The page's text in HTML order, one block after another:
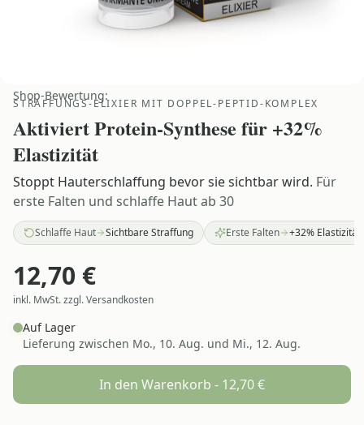
Shop-Bewertung:
STRAFFUNGS-ELIXIER MIT DOPPEL-PEPTID-KOMPLEX
Aktiviert Protein-Synthese für +32%
Elastizität
Stoppt Hauterschlaffung bevor sie sichtbar wird. Für
erste Falten und schlaffe Haut ab 30
Schlaffe Haut Sichtbare Straffung Erste Falten +32% Elastizität
12,70 €
inkl. MwSt. zzgl. Versandkosten
Auf Lager
Lieferung zwischen Mo., 10. Aug. und Mi., 12. Aug.
In den Warenkorb - 12,70€